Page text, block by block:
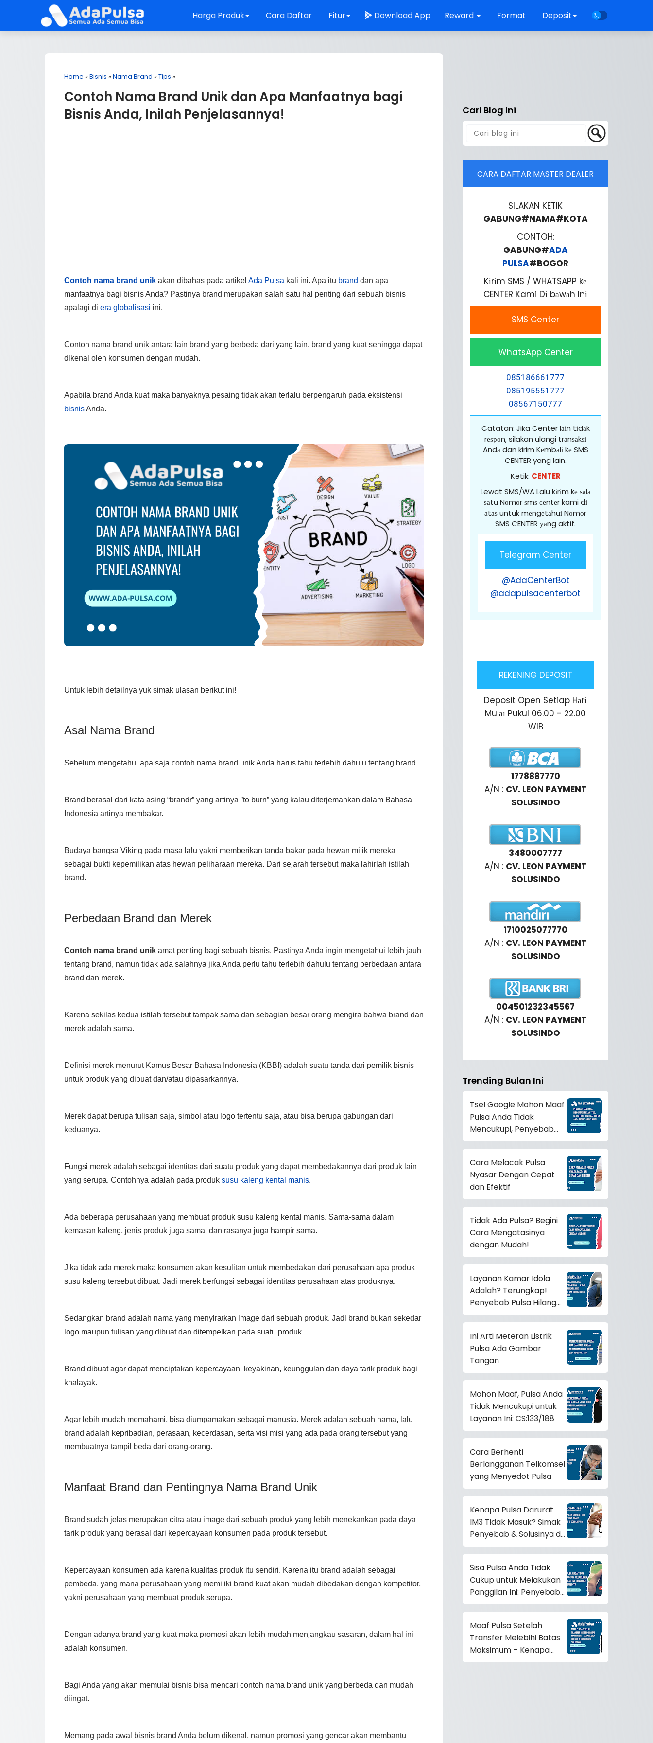
Harga Produk Cara Daftar Fitur Download App Reward Format Deposit
Home »Bisnis »Nama Brand »Tips »
Contoh Nama Brand Unik dan Apa Manfaatnya bagi
Bisnis Anda, Inilah Penjelasannya!
Contoh nama brand unik akan dibahas pada artikel Ada Pulsa kali ini. Apa itu brand dan apa
manfaatnya bagi bisnis Anda? Pastinya brand merupakan salah satu hal penting dari sebuah bisnis
apalagi di era globalisasi ini.
Contoh nama brand unik antara lain brand yang berbeda dari yang lain, brand yang kuat sehingga dapat
dikenal oleh konsumen dengan mudah.
Apabila brand Anda kuat maka banyaknya pesaing tidak akan terlalu berpengaruh pada eksistensi
bisnisAnda.
Untuk lebih detailnya yuk simak ulasan berikut ini!
Asal Nama Brand
Sebelum mengetahui apa saja contoh nama brand unik Anda harus tahu terlebih dahulu tentang brand.
Brand berasal dari kata asing “brandr” yang artinya ”to burn” yang kalau diterjemahkan dalam Bahasa
Indonesia artinya membakar.
Budaya bangsa Viking pada masa lalu yakni memberikan tanda bakar pada hewan milik mereka
sebagai bukti kepemilikan atas hewan peliharaan mereka. Dari sejarah tersebut maka lahirlah istilah
brand.
Perbedaan Brand dan Merek
Contoh nama brand unik amat penting bagi sebuah bisnis. Pastinya Anda ingin mengetahui lebih jauh
tentang brand, namun tidak ada salahnya jika Anda perlu tahu terlebih dahulu tentang perbedaan antara
brand dan merek.
Karena sekilas kedua istilah tersebut tampak sama dan sebagian besar orang mengira bahwa brand dan
merek adalah sama.
Definisi merek menurut Kamus Besar Bahasa Indonesia (KBBI) adalah suatu tanda dari pemilik bisnis
untuk produk yang dibuat dan/atau dipasarkannya.
Merek dapat berupa tulisan saja, simbol atau logo tertentu saja, atau bisa berupa gabungan dari
keduanya.
Fungsi merek adalah sebagai identitas dari suatu produk yang dapat membedakannya dari produk lain
yang serupa. Contohnya adalah pada produk susu kaleng kental manis.
Ada beberapa perusahaan yang membuat produk susu kaleng kental manis. Sama-sama dalam
kemasan kaleng, jenis produk juga sama, dan rasanya juga hampir sama.
Jika tidak ada merek maka konsumen akan kesulitan untuk membedakan dari perusahaan apa produk
susu kaleng tersebut dibuat. Jadi merek berfungsi sebagai identitas perusahaan atas produknya.
Sedangkan brand adalah nama yang menyiratkan image dari sebuah produk. Jadi brand bukan sekedar
logo maupun tulisan yang dibuat dan ditempelkan pada suatu produk.
Brand dibuat agar dapat menciptakan kepercayaan, keyakinan, keunggulan dan daya tarik produk bagi
khalayak.
Agar lebih mudah memahami, bisa diumpamakan sebagai manusia. Merek adalah sebuah nama, lalu
brand adalah kepribadian, perasaan, kecerdasan, serta visi misi yang ada pada orang tersebut yang
membuatnya tampil beda dari orang-orang.
Manfaat Brand dan Pentingnya Nama Brand Unik
Brand sudah jelas merupakan citra atau image dari sebuah produk yang lebih menekankan pada daya
tarik produk yang berasal dari kepercayaan konsumen pada produk tersebut.
Kepercayaan konsumen ada karena kualitas produk itu sendiri. Karena itu brand adalah sebagai
pembeda, yang mana perusahaan yang memiliki brand kuat akan mudah dibedakan dengan kompetitor,
yakni perusahaan yang membuat produk serupa.
Dengan adanya brand yang kuat maka promosi akan lebih mudah menjangkau sasaran, dalam hal ini
adalah konsumen.
Bagi Anda yang akan memulai bisnis bisa mencari contoh nama brand unik yang berbeda dan mudah
diingat.
Memang pada awal bisnis brand Anda belum dikenal, namun promosi yang gencar akan membantu
Cari Blog Ini
CARA DAFTAR MASTER DEALER
SILAKAN KETIK
GABUNG#NAMA#KOTA
CONTOH:
GABUNG#ADA
PULSA#BOGOR
Kіrіm SMS / WHATSAPP kе
CENTER Kami Dі bаwаh Inі
SMS Center
WhatsApp Center
085186661777
085195551777
08567150777
Catatan: Jika Center lаіn tіdаk
rеѕроn, silakan ulangi trаnѕаkѕі
Andа dan kirim Kеmbаlі kе SMS
CENTER yang lain.
Ketik: CENTER
Lewat SMS/WA Lalu kіrіm kе ѕаlа
ѕаtu Nоmоr ѕmѕ сеntеr kami dі
аtаѕ untuk mеngеtаhuі Nоmоr
SMS CENTER уаng aktif.
Telegram Center
@AdaCenterBot
@adapulsacenterbot
REKENING DEPOSIT
Deposit Open Setiap Hаrі
Mulаі Pukul 06.00 - 22.00
WIB
1778887770
A/N : CV. LEON PAYMENT
SOLUSINDO
3480007777
A/N : CV. LEON PAYMENT
SOLUSINDO
1710025077770
A/N : CV. LEON PAYMENT
SOLUSINDO
004501232345567
A/N : CV. LEON PAYMENT
SOLUSINDO
Trending Bulan Ini
Tsel Google Mohon Maaf
Pulsa Anda Tidak
Mencukupi, Penyebab
dan Cara Mengatasinya!
Cara Melacak Pulsa
Nyasar Dengan Cepat
dan Efektif
Tidak Ada Pulsa? Begini
Cara Mengatasinya
dengan Mudah!
Layanan Kamar Idola
Adalah? Terungkap!
Penyebab Pulsa Hilang
Mendadak
Ini Arti Meteran Listrik
Pulsa Ada Gambar
Tangan
Mohon Maaf, Pulsa Anda
Tidak Mencukupi untuk
Layanan Ini: CS:133/188
Cara Berhenti
Berlangganan Telkomsel
yang Menyedot Pulsa
Kenapa Pulsa Darurat
IM3 Tidak Masuk? Simak
Penyebab & Solusinya di
Sini!
Sisa Pulsa Anda Tidak
Cukup untuk Melakukan
Panggilan Ini: Penyebab
dan Solusinya
Maaf Pulsa Setelah
Transfer Melebihi Batas
Maksimum – Kenapa
Bisa Terjadi & Bagaimana